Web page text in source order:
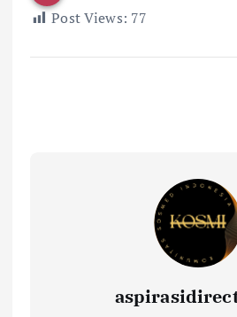
Post Views: 77